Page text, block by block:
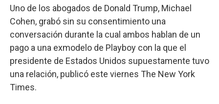
Uno de los abogados de Donald Trump, Michael
Cohen, grabó sin su consentimiento una
conversación durante la cual ambos hablan de un
pago a una exmodelo de Playboy con la que el
presidente de Estados Unidos supuestamente tuvo
una relación, publicó este viernes The New York
Times.